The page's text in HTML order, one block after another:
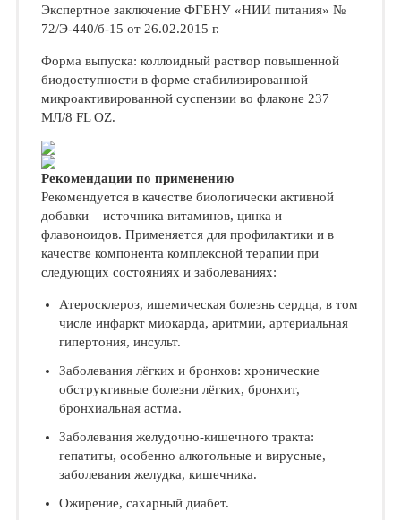
Экспертное заключение ФГБНУ «НИИ питания» №
72/Э-440/б-15 от 26.02.2015 г.
Форма выпуска: коллоидный раствор повышенной
биодоступности в форме стабилизированной
микроактивированной суспензии во флаконе 237
МЛ/8 FL OZ.
Рекомендации по применению
Рекомендуется в качестве биологически активной
добавки – источника витаминов, цинка и
флавоноидов. Применяется для профилактики и в
качестве компонента комплексной терапии при
следующих состояниях и заболеваниях:
Атеросклероз, ишемическая болезнь сердца, в том
числе инфаркт миокарда, аритмии, артериальная
гипертония, инсульт.
Заболевания лёгких и бронхов: хронические
обструктивные болезни лёгких, бронхит,
бронхиальная астма.
Заболевания желудочно-кишечного тракта:
гепатиты, особенно алкогольные и вирусные,
заболевания желудка, кишечника.
Ожирение, сахарный диабет.